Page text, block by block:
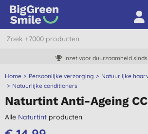
Inzet voor duurzaamheid
Home Persoonlijke verzorging
Natuurlijke
Natuurlijke conditioners
Naturtint Anti-Ageing
Alle Naturtint producten